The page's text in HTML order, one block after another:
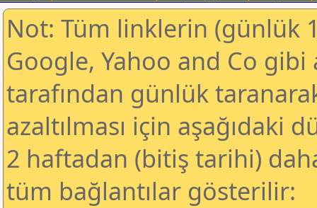
Not: Tüm linklerin (günlük
Google, Yahoo and Co
tarafından günlük
azaltılması için aşağıdaki
2 haftadan (bitiş tarihi)
tüm bağlantılar gösterilir: